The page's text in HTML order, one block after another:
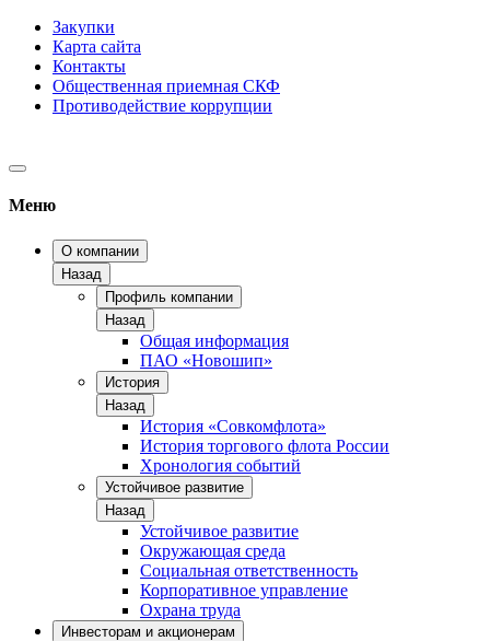
Закупки
Карта сайта
Контакты
Общественная приемная СКФ
Противодействие коррупции
Меню
О компании
Назад
Профиль компании
Назад
Общая информация
ПАО «Новошип»
История
Назад
История «Совкомфлота»
История торгового флота России
Хронология событий
Устойчивое развитие
Назад
Устойчивое развитие
Окружающая среда
Социальная ответственность
Корпоративное управление
Охрана труда
Инвесторам и акционерам